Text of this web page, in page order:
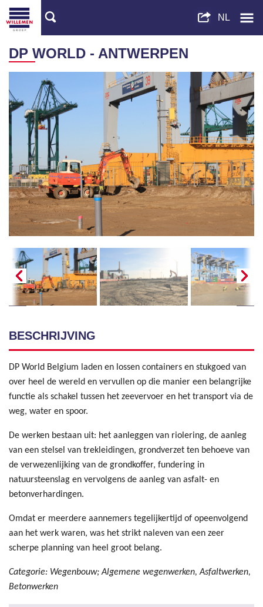
DP WORLD - ANTWERPEN
BESCHRIJVING
DP World Belgium laden en lossen containers en stukgoed van
over heel de wereld en vervullen op die manier een belangrijke
functie als schakel tussen het zeevervoer en het transport via de
weg, water en spoor.
De werken bestaan uit: het aanleggen van riolering, de aanleg
van een stelsel van trekleidingen, grondverzet ten behoeve van
de verwezenlijking van de grondkoffer, fundering in
natuursteenslag en vervolgens de aanleg van asfalt- en
betonverhardingen.
Omdat er meerdere aannemers tegelijkertijd of opeenvolgend
aan het werk waren, was het strikt naleven van een zeer
scherpe planning van heel groot belang.
Categorie: Wegenbouw; Algemene wegenwerken, Asfaltwerken,
Betonwerken